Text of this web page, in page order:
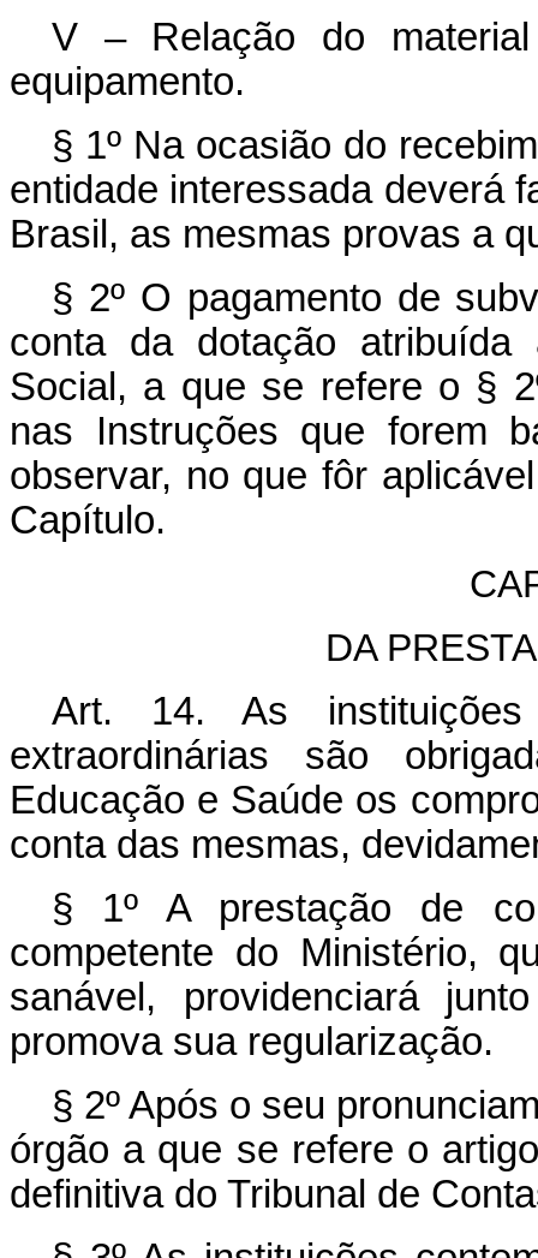
V – Relação do
equipamento.
§ 1º Na ocasião do
entidade interessada deverá
Brasil, as mesmas provas a
§ 2º O pagamento de
conta da dotação
Social, a que se refere o §
nas Instruções que forem
observar, no que fôr
Capítulo.
DA
Art. 14. As instituições
extraordinárias são
Educação e Saúde os
conta das mesmas,
§ 1º A prestação de
competente do Ministério,
sanável, providenciará
promova sua regularização.
§ 2º Após o seu
órgão a que se refere o
definitiva do Tribunal de